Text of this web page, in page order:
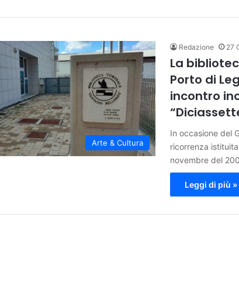
Arte & Cultura
Redazione 27
La
Porto di
incontro
In occasione del
ricorrenza
novembre del
Leggi di più »